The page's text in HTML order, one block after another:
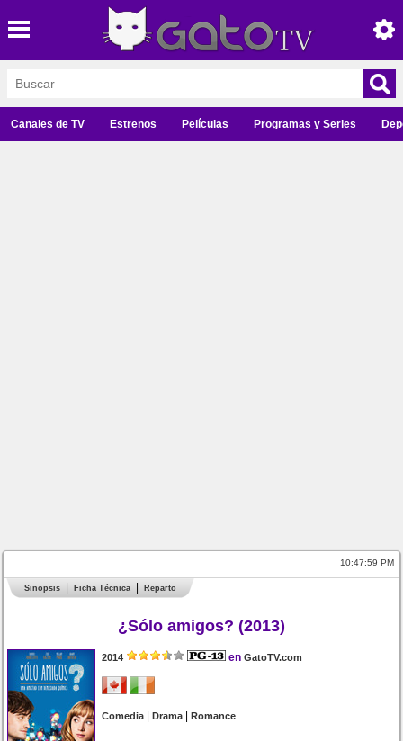
Canales de TV Estrenos Películas Programas y Series
10:47:59 PM
Sinopsis Ficha Técnica Reparto
¿Sólo amigos? (2013)
2014 en GatoTV.com
Comedia|Drama|Romance